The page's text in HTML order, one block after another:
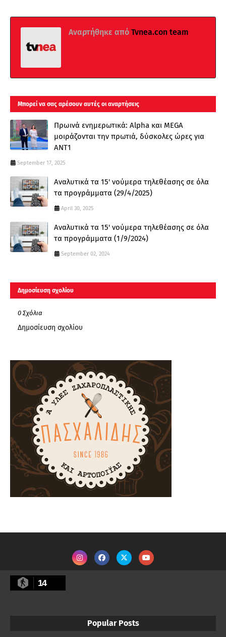
Αναρτήθηκε από Tvnea.con team
Μπορεί να σας αρέσουν αυτές οι αναρτήσεις
Πρωινά ενημερωτικά: Alpha και MEGA
μοιράζονται την πρωτιά, δύσκολες ώρες για
ΑΝΤ1
September 17, 2025
Αναλυτικά τα 15' νούμερα τηλεθέασης σε όλα
τα προγράμματα (29/4/2025)
April 30, 2025
Αναλυτικά τα 15' νούμερα τηλεθέασης σε όλα
τα προγράμματα (1/9/2024)
September 02, 2024
Δημοσίευση σχολίου
0 Σχόλια
Δημοσίευση σχολίου
14
Popular Posts